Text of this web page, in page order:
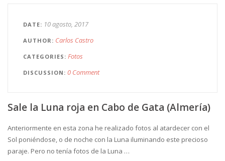
DATE 10 agosto, 2017
AUTHOR Carlos Castro
CATEGORIES Fotos
DISCUSSION 0 Comment
Sale la Luna roja en Cabo de Gata (Almería)
Anteriormente en esta zona he realizado fotos al atardecer con el
Sol poniéndose, o de noche con la Luna iluminando este precioso
paraje. Pero no tenía fotos de la Luna …